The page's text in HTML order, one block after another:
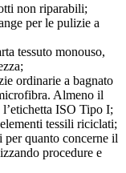
non riparabili;
per le pulizie a
tessuto monouso,
ordinarie a bagnato
Almeno il
ISO Tipo I;
tessili riciclati;
quanto concerne il
procedure e